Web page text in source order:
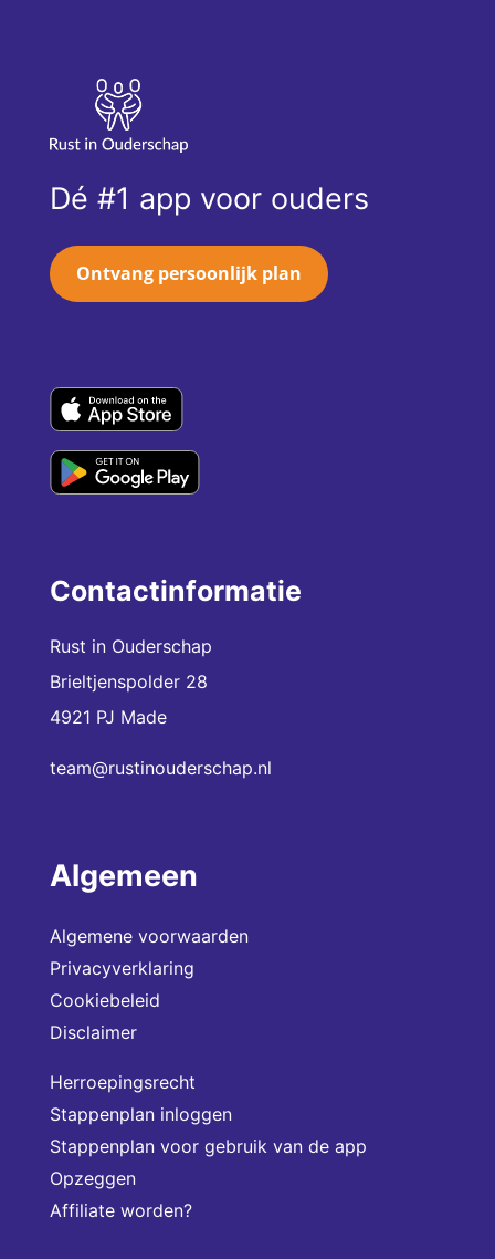
Dé #1 app voor ouders
Ontvang persoonlijk plan
Contactinformatie
Rust in Ouderschap
Brieltjenspolder 28
4921 PJ Made
team@rustinouderschap.nl
Algemeen
Algemene voorwaarden
Privacyverklaring
Cookiebeleid
Disclaimer
Herroepingsrecht
Stappenplan inloggen
Stappenplan voor gebruik van de app
Opzeggen
Affiliate worden?